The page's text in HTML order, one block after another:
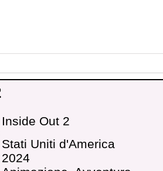
Inside Out 2
Stati Uniti d'America
2024